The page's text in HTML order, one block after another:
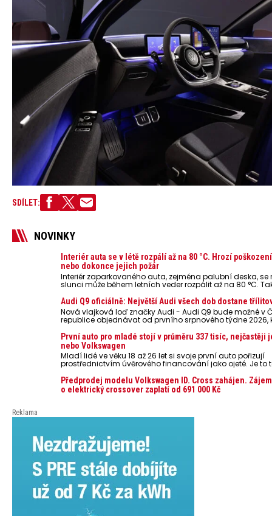
SDÍLET:
NOVINKY
Interiér auta se v létě rozpálí až na 80 °C. Hrozí
nebo dokonce jejich požár
Interiér zaparkovaného auta, zejména palubní deska,
slunci může během letních veder rozpálit až na 80 °C.
nebo notebooky. Můžou urychlit stárnutí baterií, poškodit
ve výjimečných případech i zvýšit riziko požáru.
Audi Q9 oficiálně: Největší Audi všech dob dostane
Nová vlajková loď značky Audi - Audi Q9 bude možné v
republice objednávat od prvního srpnového týdne 2026,
První auto pro mladé stojí v průměru 337 tisíc, nejčastěji
nebo Volkswagen
Mladí lidé ve věku 18 až 26 let si svoje první auto pořizují
prostřednictvím úvěrového financování jako ojeté. Je to
dosahuje 337 tisíc korun a průměrná financovaná
251 tisíc korun. Vyplývá to z dat Leasingu České
posledních 10 let (2016–2026).
Předprodej modelu Volkswagen ID. Cross zahájen.
o elektrický crossover zaplatí od 691 000 Kč
Reklama